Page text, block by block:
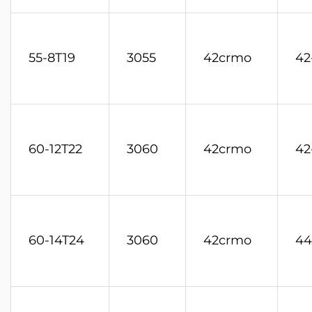
55-8T19 3055 42crmo
60-12T22 3060 42crmo
60-14T24 3060 42crmo